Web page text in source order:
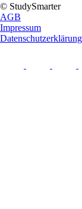
© StudySmarter
AGB
Impressum
Datenschutzerklärung